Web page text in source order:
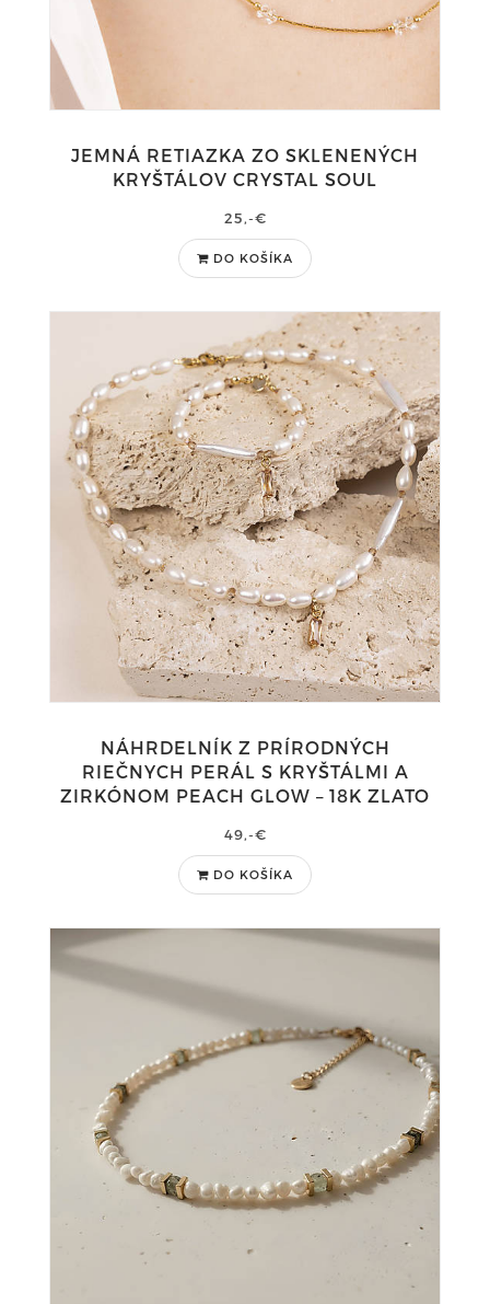
JEMNÁ RETIAZKA ZO SKLENENÝCH
KRYŠTÁLOV CRYSTAL SOUL
25,-€
DO KOŠÍKA
NÁHRDELNÍK Z PRÍRODNÝCH
RIEČNYCH PERÁL S KRYŠTÁLMI A
ZIRKÓNOM PEACH GLOW – 18K ZLATO
49,-€
DO KOŠÍKA